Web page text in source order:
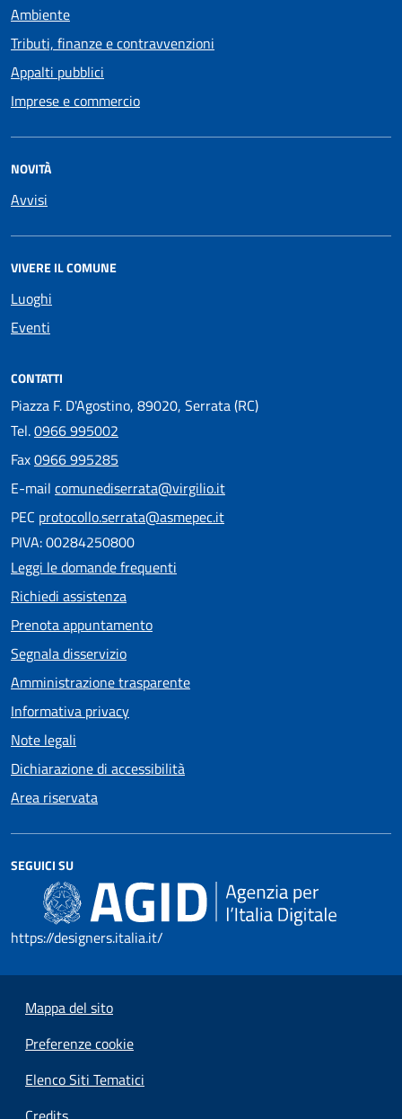
Ambiente
Tributi, finanze e contravvenzioni
Appalti pubblici
Imprese e commercio
NOVITÀ
Avvisi
VIVERE IL COMUNE
Luoghi
Eventi
CONTATTI
Piazza F. D'Agostino, 89020, Serrata (RC)
Tel.0966 995002
Fax0966 995285
E-mail comunediserrata@virgilio.it
PEC protocollo.serrata@asmepec.it
PIVA: 00284250800
Leggi le domande frequenti
Richiedi assistenza
Prenota appuntamento
Segnala disservizio
Amministrazione trasparente
Informativa privacy
Note legali
Dichiarazione di accessibilità
Area riservata
SEGUICI SU
https://designers.italia.it/
Mappa del sito
Preferenze cookie
Elenco Siti Tematici